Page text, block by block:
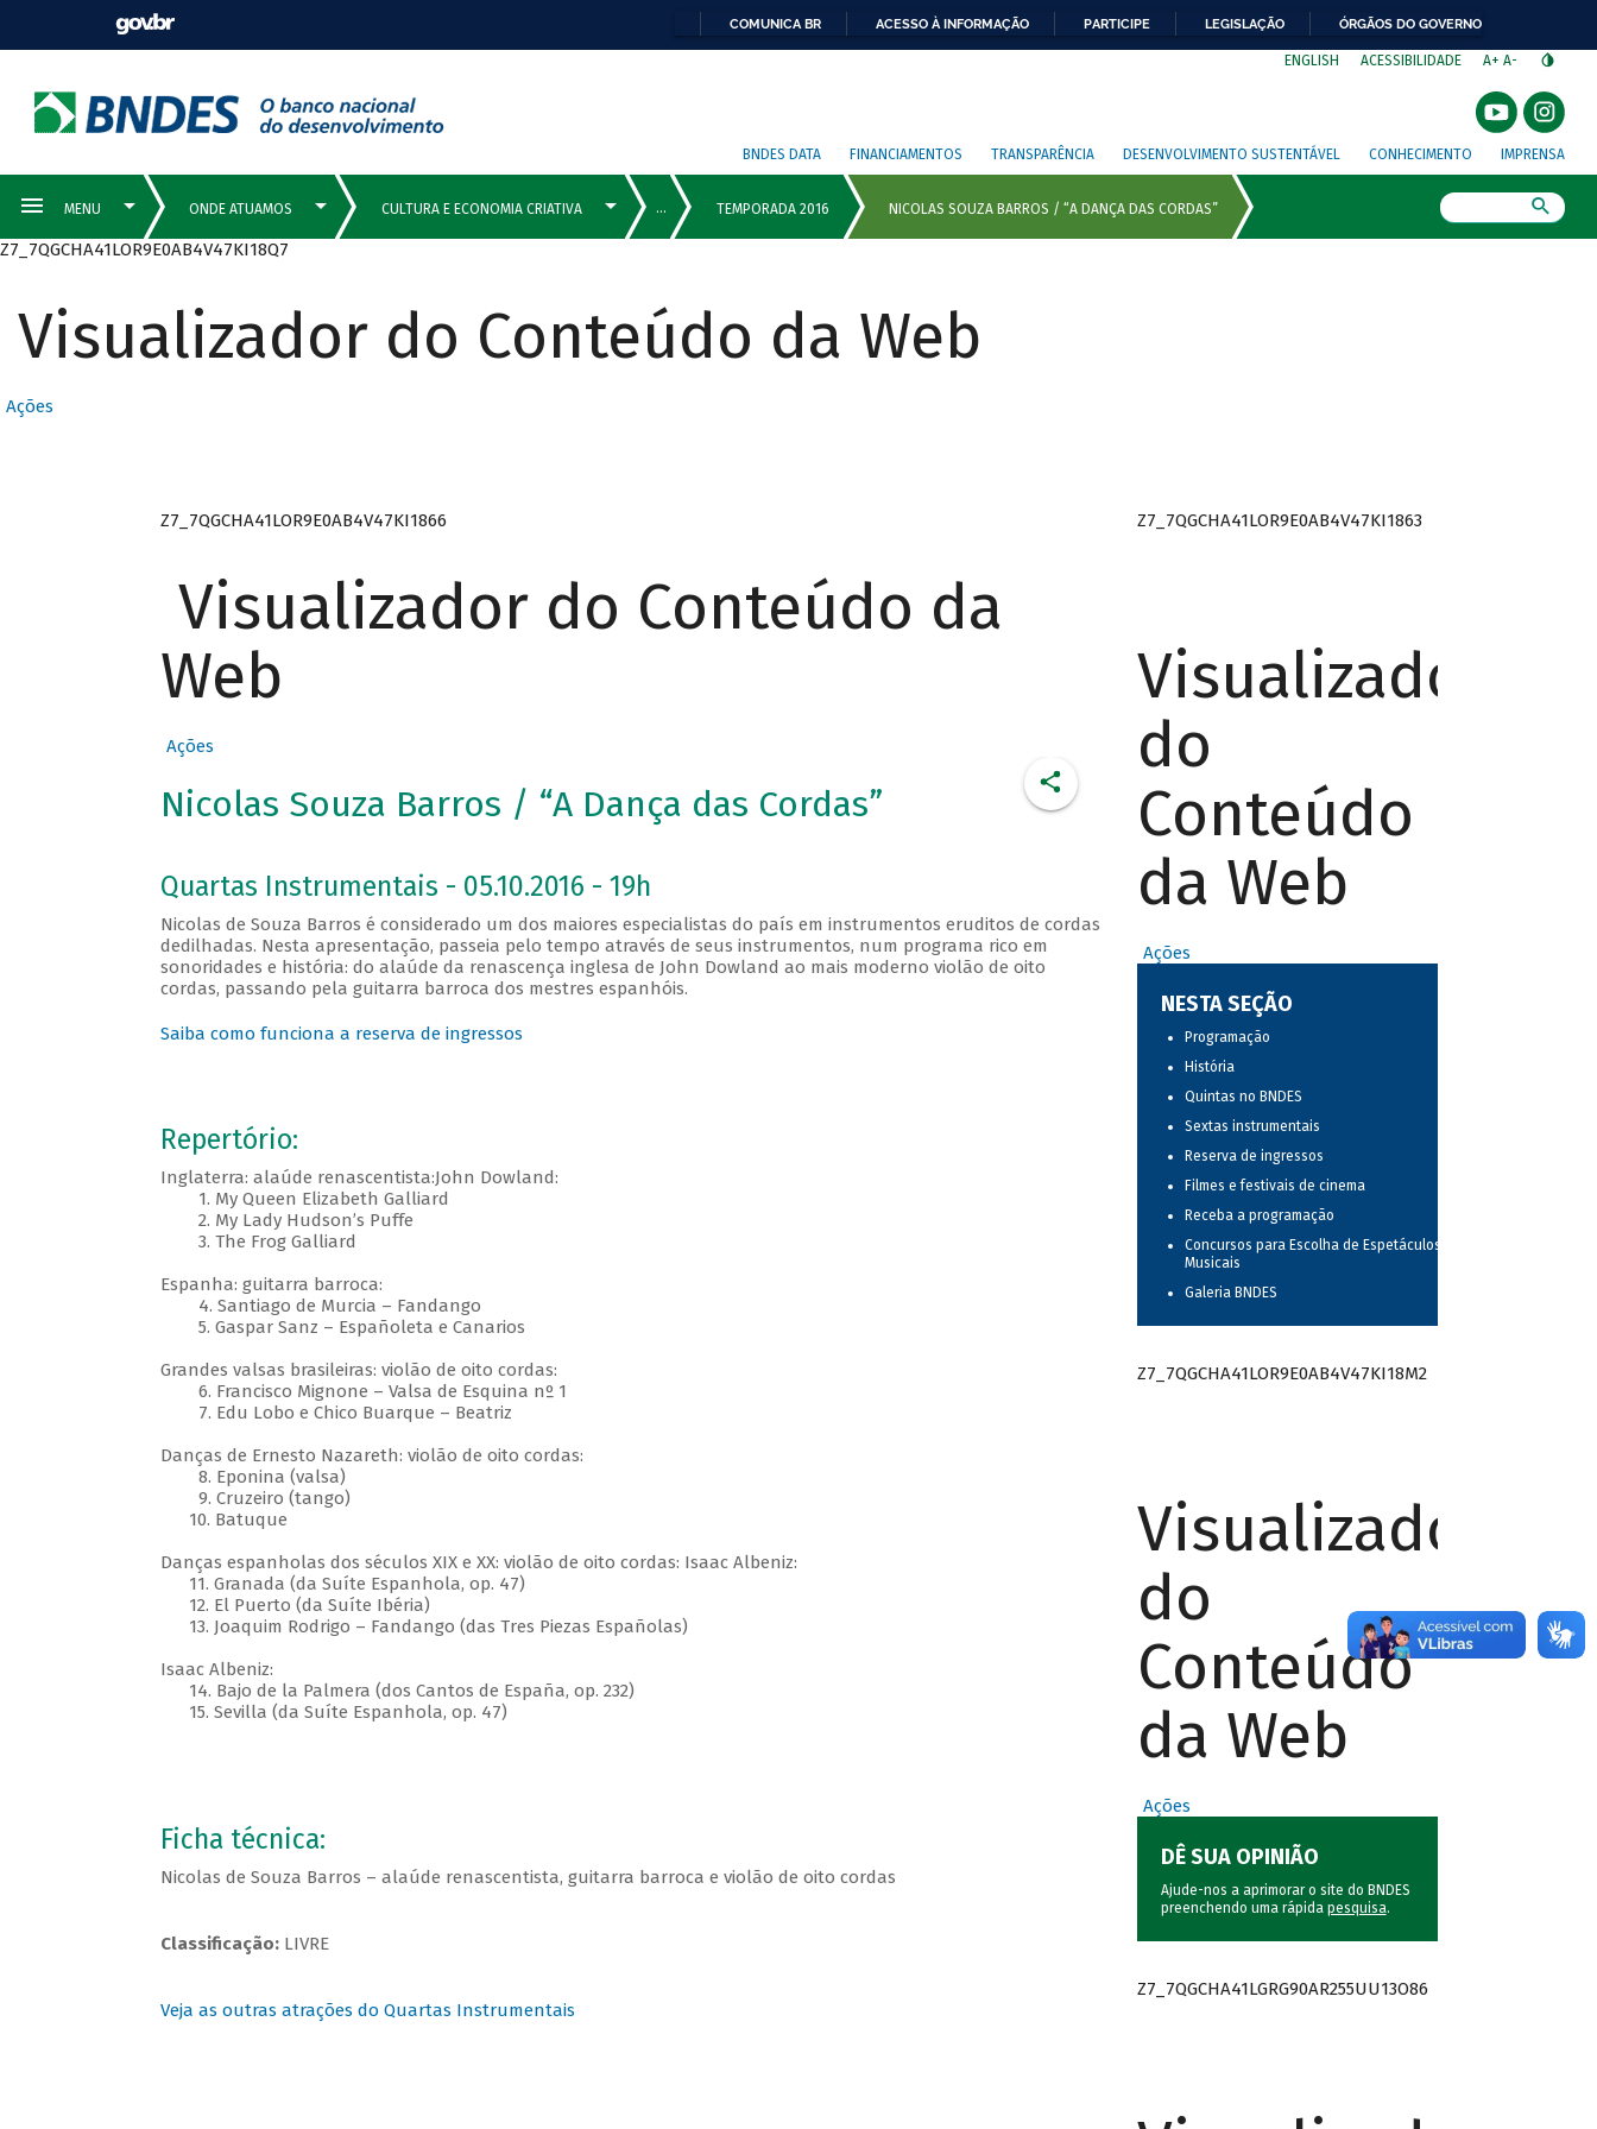
COMUNICA BR ACESSO À INFORMAÇÃO PARTICIPE LEGISLAÇÃO ÓRGÃOS DO GOVERNO
ENGLISH ACESSIBILIDADE A+ A-
BNDES DATA FINANCIAMENTOS TRANSPARÊNCIA DESENVOLVIMENTO SUSTENTÁVEL CONHECIMENTO IMPRENSA
Z7_7QGCHA41LOR9E0AB4V47KI18Q7
Visualizador do Conteúdo da Web
Ações
Z7_7QGCHA41LOR9E0AB4V47KI1866
Visualizador do Conteúdo da
Web
Ações
Nicolas Souza Barros / “A Dança das Cordas”
Quartas Instrumentais - 05.10.2016 - 19h
Nicolas de Souza Barros é considerado um dos maiores especialistas do país em instrumentos eruditos de cordas
dedilhadas. Nesta apresentação, passeia pelo tempo através de seus instrumentos, num programa rico em
sonoridades e história: do alaúde da renascença inglesa de John Dowland ao mais moderno violão de oito
cordas, passando pela guitarra barroca dos mestres espanhóis.
Saiba como funciona a reserva de ingressos
Repertório:
Inglaterra: alaúde renascentista:John Dowland:
1. My Queen Elizabeth Galliard
2. My Lady Hudson’s Puffe
3. The Frog Galliard
Espanha: guitarra barroca:
4. Santiago de Murcia – Fandango
5. Gaspar Sanz – Españoleta e Canarios
Grandes valsas brasileiras: violão de oito cordas:
6. Francisco Mignone – Valsa de Esquina nº 1
7. Edu Lobo e Chico Buarque – Beatriz
Danças de Ernesto Nazareth: violão de oito cordas:
8. Eponina (valsa)
9. Cruzeiro (tango)
10. Batuque
Danças espanholas dos séculos XIX e XX: violão de oito cordas: Isaac Albeniz:
11. Granada (da Suíte Espanhola, op. 47)
12. El Puerto (da Suíte Ibéria)
13. Joaquim Rodrigo – Fandango (das Tres Piezas Españolas)
Isaac Albeniz:
14. Bajo de la Palmera (dos Cantos de España, op. 232)
15. Sevilla (da Suíte Espanhola, op. 47)
Ficha técnica:
Nicolas de Souza Barros – alaúde renascentista, guitarra barroca e violão de oito cordas
Classificação:LIVRE
Veja as outras atrações do Quartas Instrumentais
Z7_7QGCHA41LOR9E0AB4V47KI1863
Visualizador
do
Conteúdo
da Web
Ações
NESTA SEÇÃO
Programação
História
Quintas no BNDES
Sextas instrumentais
Reserva de ingressos
Filmes e festivais de cinema
Receba a programação
Concursos para Escolha de Espetáculos
Musicais
Galeria BNDES
Z7_7QGCHA41LOR9E0AB4V47KI18M2
Visualizador
do
Conteúdo
da Web
Ações
DÊ SUA OPINIÃO
Ajude-nos a aprimorar o site do BNDES
preenchendo uma rápida pesquisa.
Z7_7QGCHA41LGRG90AR255UU13O86